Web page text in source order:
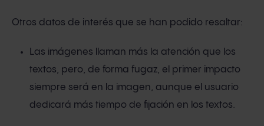
Otros datos de interés que se han podido resaltar:
Las imágenes llaman más la atención que los
textos, pero, de forma fugaz, el primer impacto
siempre será en la imagen, aunque el usuario
dedicará más tiempo de fijación en los textos.